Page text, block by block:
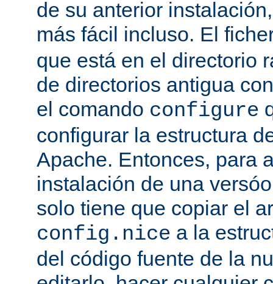
de su anterior
más fácil incluso. El
que está en el directorio
de directorios antigua
el comando configure
configurar la estructura
Apache. Entonces, para
instalación de una
solo tiene que copiar el
config.nice a la
del código fuente de la